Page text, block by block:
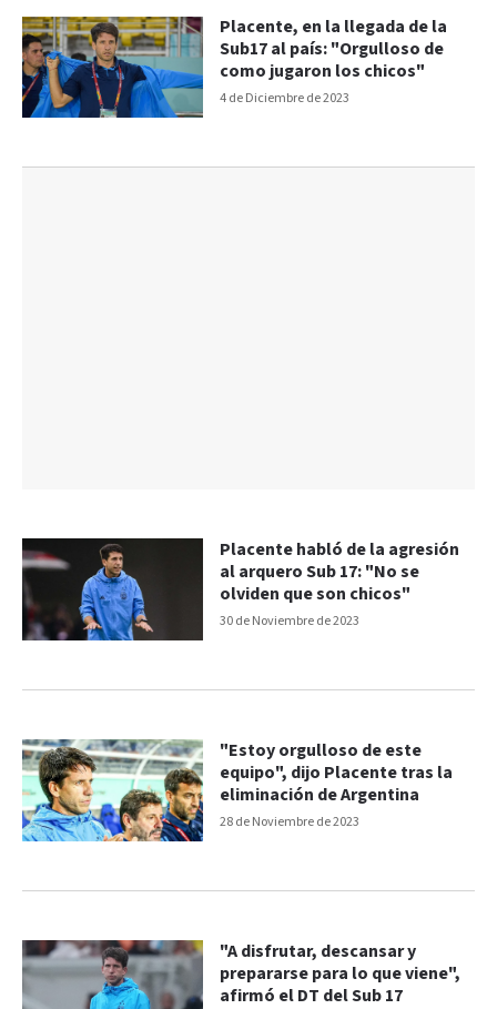
4 de Diciembre de 2023
Placente, en la llegada de la
Sub17 al país: "Orgulloso de
como jugaron los chicos"
30 de Noviembre de 2023
Placente habló de la agresión
al arquero Sub 17: "No se
olviden que son chicos"
28 de Noviembre de 2023
"Estoy orgulloso de este
equipo", dijo Placente tras la
eliminación de Argentina
"A disfrutar, descansar y
prepararse para lo que viene",
afirmó el DT del Sub 17